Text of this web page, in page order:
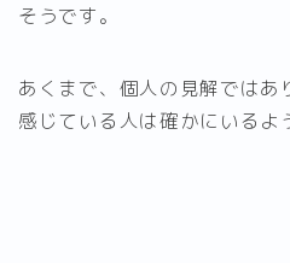
そうです。
あくまで、個人の見解ではあ
感じている人は確かにいるよ